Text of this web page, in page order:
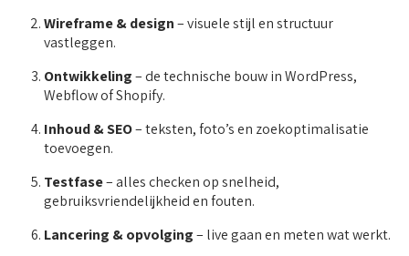
Wireframe & design– visuele stijl en structuur
vastleggen.
Ontwikkeling– de technische bouw in WordPress,
Webflow of Shopify.
Inhoud & SEO– teksten, foto’s en zoekoptimalisatie
toevoegen.
Testfase– alles checken op snelheid,
gebruiksvriendelijkheid en fouten.
Lancering & opvolging– live gaan en meten wat werkt.